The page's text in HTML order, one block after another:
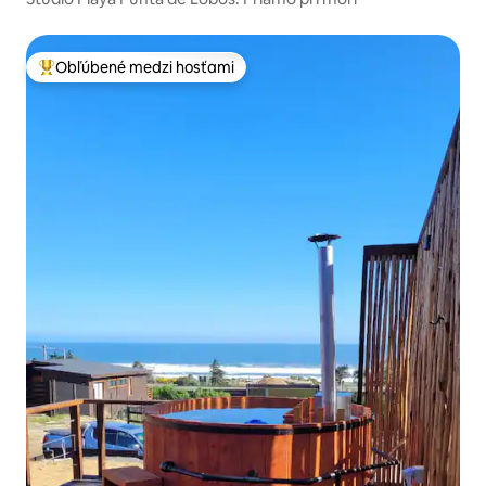
Najobľúbenejšie medzi hosťami
Obľúbené medzi hosťami